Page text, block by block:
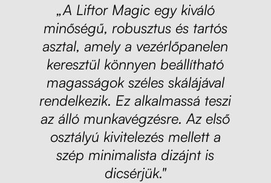
„A Liftor Magic egy kiváló
minőségű, robusztus és tartós
asztal, amely a vezérlőpanelen
keresztül könnyen beállítható
magasságok széles skálájával
rendelkezik. Ez alkalmassá teszi
az álló munkavégzésre. Az első
osztályú kivitelezés mellett a
szép minimalista dizájnt is
dicsérjük."